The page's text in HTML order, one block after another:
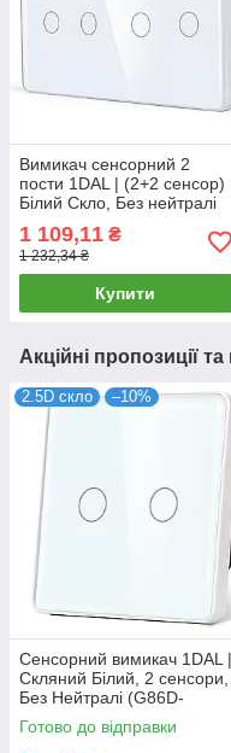
Вимикач сенсорний 2
пости 1DAL | (2+2 сенсор)
Білий Скло, Без нейтралі
1 109,11 ₴
1 232,34 ₴
Купити
Акційні пропозиції
2.5D скло –10%
Сенсорний вимикач 1DAL |
Скляний Білий, 2 сенсори,
Без Нейтралі (G86D-
SW2G.SL.WT)
Готово до відправки